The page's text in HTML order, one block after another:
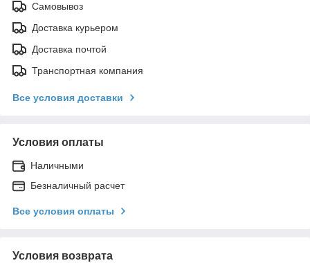
Самовывоз
Доставка курьером
Доставка почтой
Транспортная компания
Все условия доставки
Условия оплаты
Наличными
Безналичный расчет
Все условия оплаты
Условия возврата